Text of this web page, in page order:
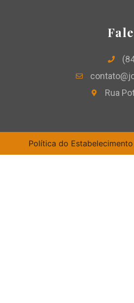
Rua
Política do Estabelecimento